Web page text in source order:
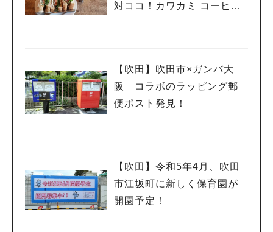
対ココ！カワカミ コーヒー
【吹田】吹田市×ガンバ大
阪 コラボのラッピング郵
便ポスト発見！
【吹田】令和5年4月、吹田
市江坂町に新しく保育園が
開園予定！